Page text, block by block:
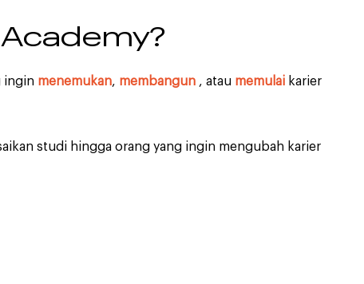
ingin menemukan, membangun , atau memulai karier
studi hingga orang yang ingin mengubah karier